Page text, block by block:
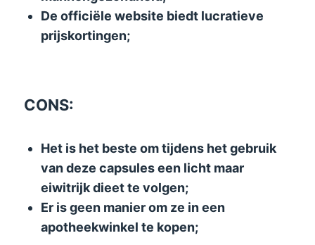
De officiële website biedt lucratieve
prijskortingen;
CONS:
Het is het beste om tijdens het gebruik
van deze capsules een licht maar
eiwitrijk dieet te volgen;
Er is geen manier om ze in een
apotheekwinkel te kopen;